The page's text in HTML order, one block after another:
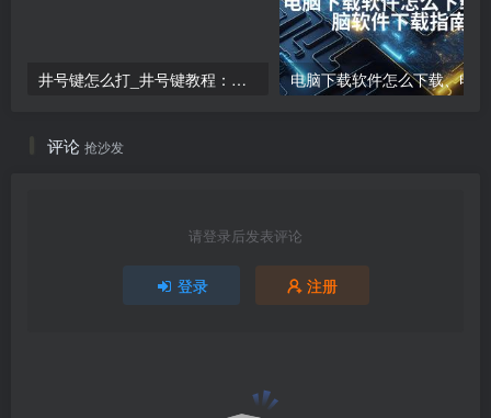
井号键怎么打_井号键教程：打出#的方法
评论 抢沙发
请登录后发表评论
登录 注册